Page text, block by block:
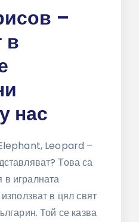
–
в
нас
Leopard –
Това са
игралната
в цял свят
Той се казва